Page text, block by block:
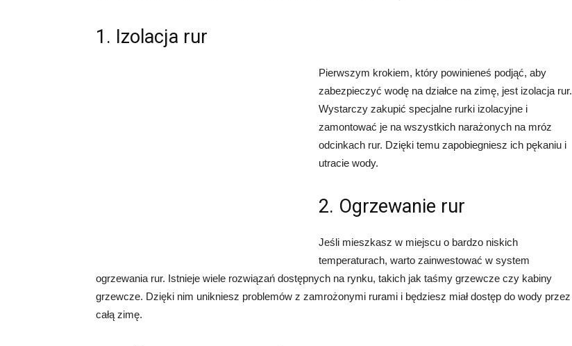
1. Izolacja rur
Pierwszym krokiem, który powinieneś podjąć, aby
zabezpieczyć wodę na działce na zimę, jest izolacja rur.
Wystarczy zakupić specjalne rurki izolacyjne i
zamontować je na wszystkich narażonych na mróz
odcinkach rur. Dzięki temu zapobiegniesz ich pękaniu i
utracie wody.
2. Ogrzewanie rur
Jeśli mieszkasz w miejscu o bardzo niskich
temperaturach, warto zainwestować w system
ogrzewania rur. Istnieje wiele rozwiązań dostępnych na rynku, takich jak taśmy grzewcze czy kabiny
grzewcze. Dzięki nim unikniesz problemów z zamrożonymi rurami i będziesz miał dostęp do wody przez
całą zimę.